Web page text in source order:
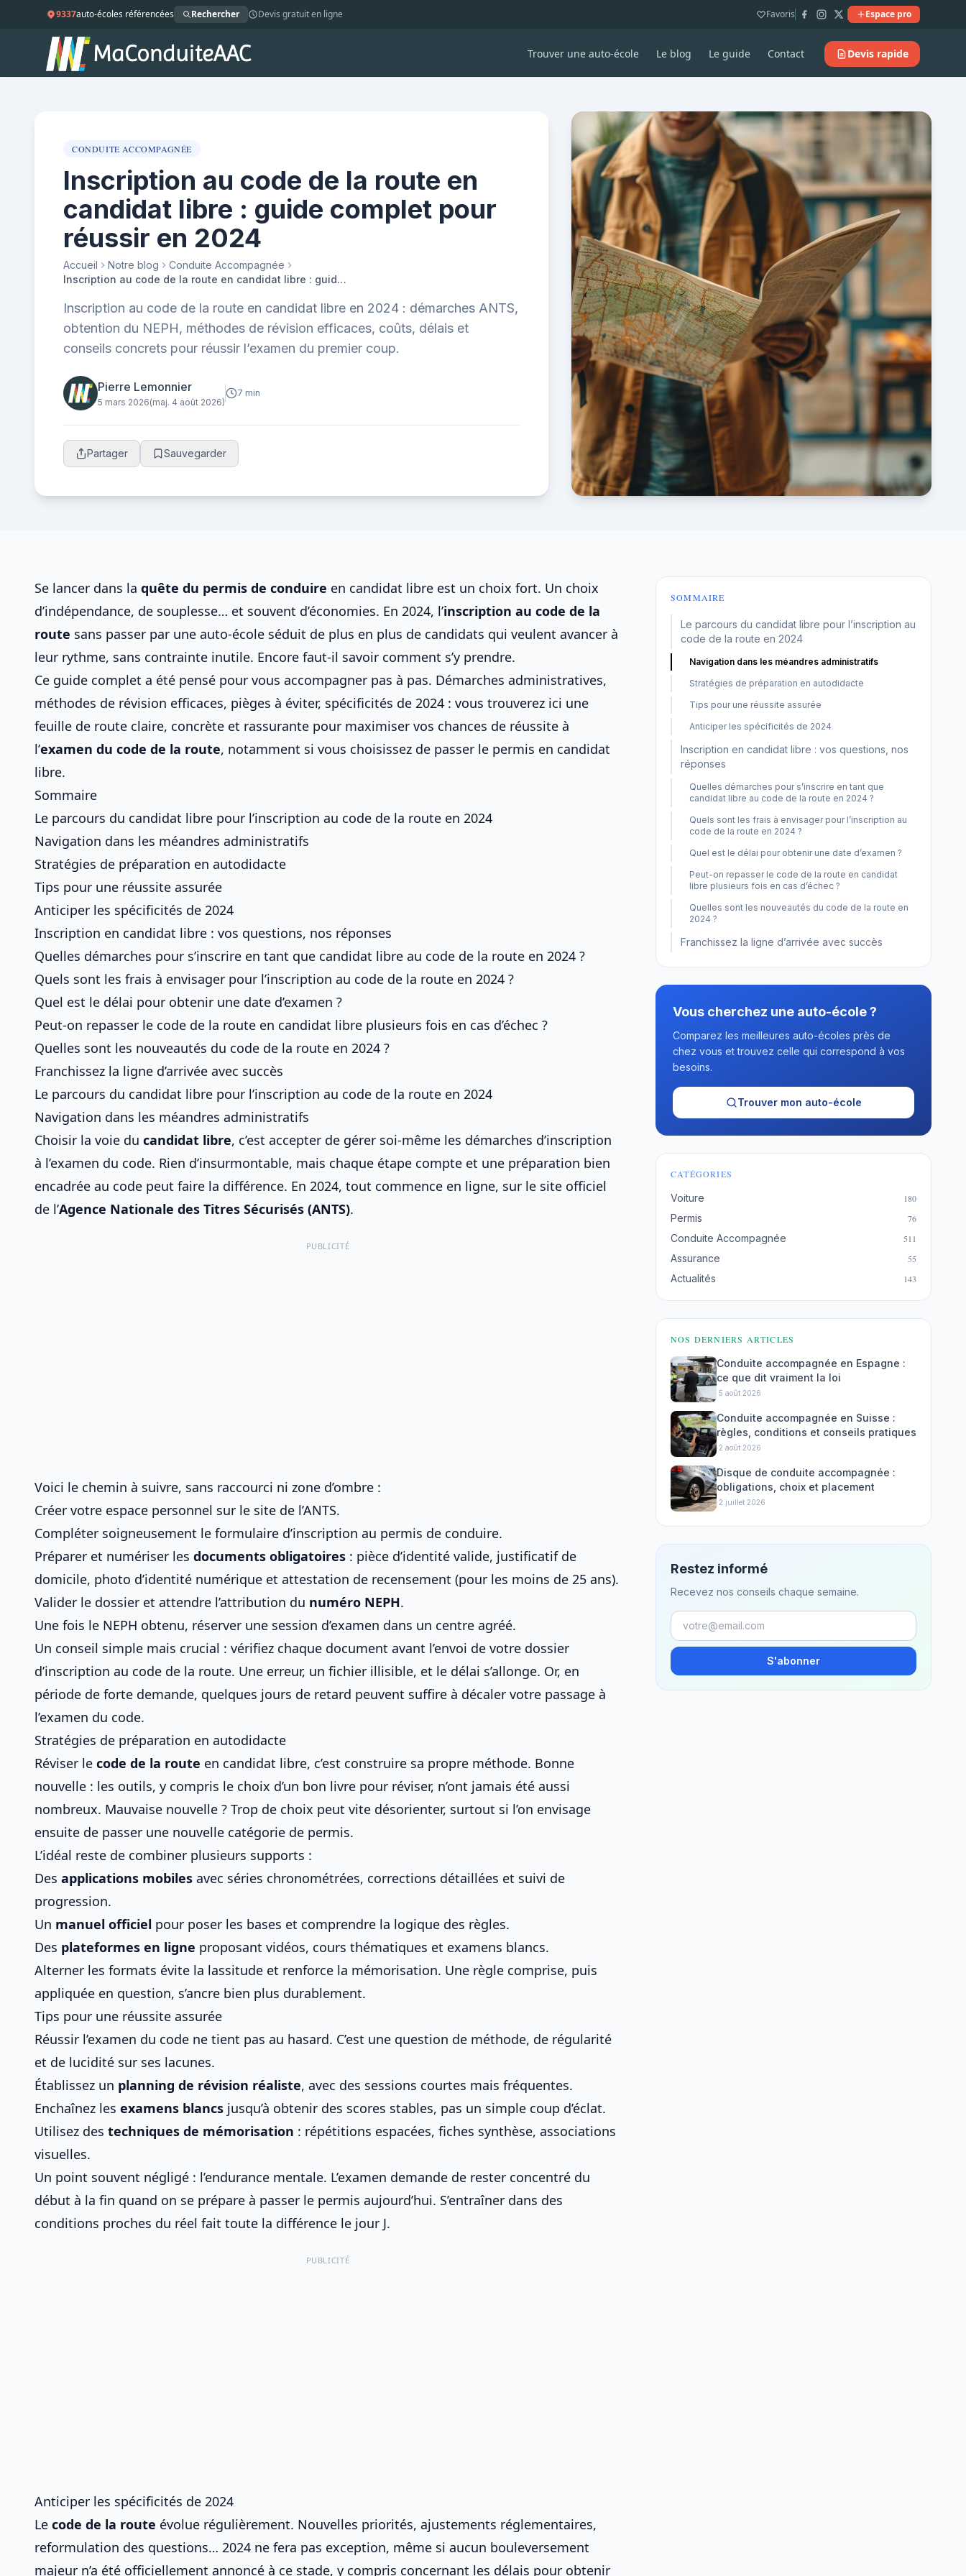
9337auto-écoles référencées Rechercher Devis gratuit en ligne Favoris Espace pro
Trouver une auto-école Le blog Le guide Contact Devis rapide
CONDUITE ACCOMPAGNÉE
Inscription au code de la route en
candidat libre : guide complet pour
réussir en 2024
Accueil Notre blog
Conduite Accompagnée
Inscription au code de la route en candidat libre : guide complet pour réussir en 2024
Inscription au code de la route en candidat libre en 2024 : démarches ANTS,
obtention du NEPH, méthodes de révision efficaces, coûts, délais et
conseils concrets pour réussir l’examen du premier coup.
Pierre Lemonnier
5 mars 2026(maj. 4 août 2026)
7 min
Partager Sauvegarder
Se lancer dans la quête du permis de conduire en candidat libre est un choix fort. Un choix
d’indépendance, de souplesse… et souvent d’économies. En 2024, l’inscription au code de la
route sans passer par une auto-école séduit de plus en plus de candidats qui veulent avancer à
leur rythme, sans contrainte inutile. Encore faut-il savoir comment s’y prendre.
Ce guide complet a été pensé pour vous accompagner pas à pas. Démarches administratives,
méthodes de révision efficaces, pièges à éviter, spécificités de 2024 : vous trouverez ici une
feuille de route claire, concrète et rassurante pour maximiser vos chances de réussite à
l’examen du code de la route, notamment si vous choisissez de passer le permis en candidat
libre.
Sommaire
Le parcours du candidat libre pour l’inscription au code de la route en 2024
Navigation dans les méandres administratifs
Stratégies de préparation en autodidacte
Tips pour une réussite assurée
Anticiper les spécificités de 2024
Inscription en candidat libre : vos questions, nos réponses
Quelles démarches pour s’inscrire en tant que candidat libre au code de la route en 2024 ?
Quels sont les frais à envisager pour l’inscription au code de la route en 2024 ?
Quel est le délai pour obtenir une date d’examen ?
Peut-on repasser le code de la route en candidat libre plusieurs fois en cas d’échec ?
Quelles sont les nouveautés du code de la route en 2024 ?
Franchissez la ligne d’arrivée avec succès
Le parcours du candidat libre pour l’inscription au code de la route en 2024
Navigation dans les méandres administratifs
Choisir la voie du candidat libre, c’est accepter de gérer soi-même les démarches d’inscription
à l’examen du code. Rien d’insurmontable, mais chaque étape compte et une préparation bien
encadrée au code peut faire la différence. En 2024, tout commence en ligne, sur le site officiel
de l’Agence Nationale des Titres Sécurisés (ANTS).
PUBLICITÉ
Voici le chemin à suivre, sans raccourci ni zone d’ombre :
Créer votre espace personnel sur le site de l’ANTS.
Compléter soigneusement le formulaire d’inscription au permis de conduire.
Préparer et numériser les documents obligatoires : pièce d’identité valide, justificatif de
domicile, photo d’identité numérique et attestation de recensement (pour les moins de 25 ans).
Valider le dossier et attendre l’attribution du numéro NEPH.
Une fois le NEPH obtenu, réserver une session d’examen dans un centre agréé.
Un conseil simple mais crucial : vérifiez chaque document avant l’envoi de votre dossier
d’inscription au code de la route. Une erreur, un fichier illisible, et le délai s’allonge. Or, en
période de forte demande, quelques jours de retard peuvent suffire à décaler votre passage à
l’examen du code.
Stratégies de préparation en autodidacte
Réviser le code de la route en candidat libre, c’est construire sa propre méthode. Bonne
nouvelle : les outils, y compris le choix d’un bon livre pour réviser, n’ont jamais été aussi
nombreux. Mauvaise nouvelle ? Trop de choix peut vite désorienter, surtout si l’on envisage
ensuite de passer une nouvelle catégorie de permis.
L’idéal reste de combiner plusieurs supports :
Des applications mobiles avec séries chronométrées, corrections détaillées et suivi de
progression.
Un manuel officiel pour poser les bases et comprendre la logique des règles.
Des plateformes en ligne proposant vidéos, cours thématiques et examens blancs.
Alterner les formats évite la lassitude et renforce la mémorisation. Une règle comprise, puis
appliquée en question, s’ancre bien plus durablement.
Tips pour une réussite assurée
Réussir l’examen du code ne tient pas au hasard. C’est une question de méthode, de régularité
et de lucidité sur ses lacunes.
Établissez un planning de révision réaliste, avec des sessions courtes mais fréquentes.
Enchaînez les examens blancs jusqu’à obtenir des scores stables, pas un simple coup d’éclat.
Utilisez des techniques de mémorisation : répétitions espacées, fiches synthèse, associations
visuelles.
Un point souvent négligé : l’endurance mentale. L’examen demande de rester concentré du
début à la fin quand on se prépare à passer le permis aujourd’hui. S’entraîner dans des
conditions proches du réel fait toute la différence le jour J.
PUBLICITÉ
Anticiper les spécificités de 2024
Le code de la route évolue régulièrement. Nouvelles priorités, ajustements réglementaires,
reformulation des questions… 2024 ne fera pas exception, même si aucun bouleversement
majeur n’a été officiellement annoncé à ce stade, y compris concernant les délais pour obtenir
SOMMAIRE
Le parcours du candidat libre pour l’inscription au
code de la route en 2024
Navigation dans les méandres administratifs
Stratégies de préparation en autodidacte
Tips pour une réussite assurée
Anticiper les spécificités de 2024
Inscription en candidat libre : vos questions, nos
réponses
Quelles démarches pour s’inscrire en tant que
candidat libre au code de la route en 2024 ?
Quels sont les frais à envisager pour l’inscription au
code de la route en 2024 ?
Quel est le délai pour obtenir une date d’examen ?
Peut-on repasser le code de la route en candidat
libre plusieurs fois en cas d’échec ?
Quelles sont les nouveautés du code de la route en
2024 ?
Franchissez la ligne d’arrivée avec succès
Vous cherchez une auto-école ?
Comparez les meilleures auto-écoles près de
chez vous et trouvez celle qui correspond à vos
besoins.
Trouver mon auto-école
CATÉGORIES
Voiture 180
Permis 76
Conduite Accompagnée 511
Assurance 55
Actualités 143
NOS DERNIERS ARTICLES
Conduite accompagnée en Espagne :
ce que dit vraiment la loi
·5 août 2026
Conduite accompagnée en Suisse :
règles, conditions et conseils pratiques
·2 août 2026
Disque de conduite accompagnée :
obligations, choix et placement
·2 juillet 2026
Restez informé
Recevez nos conseils chaque semaine.
S'abonner